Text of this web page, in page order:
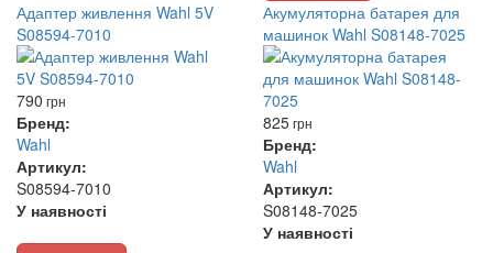
Адаптер живлення Wahl 5V
S08594-7010
790 грн
Бренд:
Wahl
Артикул:
S08594-7010
У наявності
Акумуляторна батарея для
машинок Wahl S08148-7025
825грн
Бренд:
Wahl
Артикул:
S08148-7025
У наявності